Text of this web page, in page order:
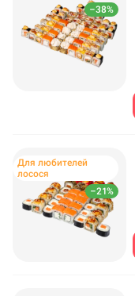
–38%
–21%
Для любителей
лосося